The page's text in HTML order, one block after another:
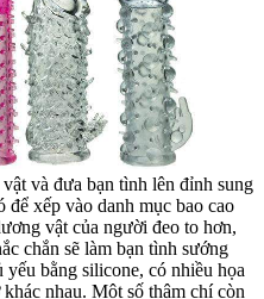
và đưa bạn tình lên đỉnh sung
để xếp vào danh mục bao cao
vật của người đeo to hơn,
chắn sẽ làm bạn tình sướng
yếu bằng silicone, có nhiều họa
nhau. Một số thậm chí còn